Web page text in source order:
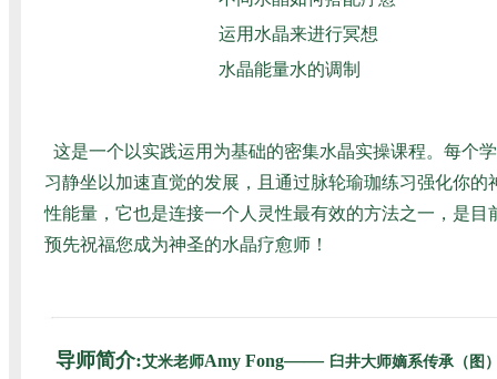
运用水晶来进行冥想
水晶能量水的调制
这是一个以实践运用为基础的密集水晶实操课程。每个
习静坐以加速直觉的发展，且通过脉轮瑜珈练习强化你
性能量，它也是连接一个人灵性最有效的方法之一，是
预先祝福您成为神圣的水晶疗愈师！
导师简介:艾米老师Amy Fong—— 臼井大师嫡系传承（图